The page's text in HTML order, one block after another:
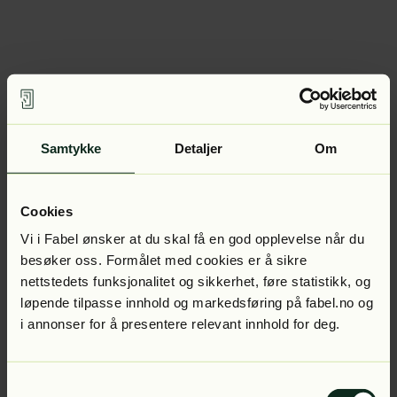
Samtykke Detaljer Om
Cookies
Vi i Fabel ønsker at du skal få en god opplevelse når du
besøker oss. Formålet med cookies er å sikre
nettstedets funksjonalitet og sikkerhet, føre statistikk, og
løpende tilpasse innhold og markedsføring på fabel.no og
i annonser for å presentere relevant innhold for deg.